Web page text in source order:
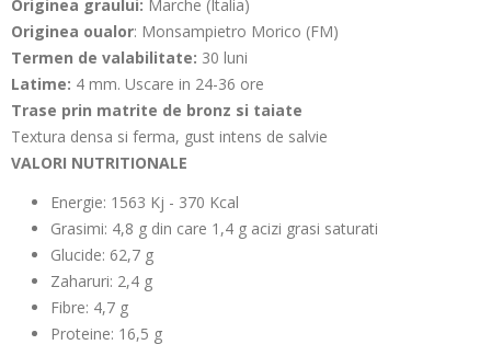
Originea graului: Marche (Italia)
Originea oualor: Monsampietro Morico (FM)
Termen de valabilitate: 30 luni
Latime: 4 mm. Uscare in 24-36 ore
Trase prin matrite de bronz si taiate
Textura densa si ferma, gust intens de salvie
VALORI NUTRITIONALE
Energie: 1563 Kj - 370 Kcal
Grasimi: 4,8 g din care 1,4 g acizi grasi saturati
Glucide: 62,7 g
Zaharuri: 2,4 g
Fibre: 4,7 g
Proteine: 16,5 g